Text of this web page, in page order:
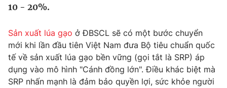
Tin tức
Thế giới đó đây
Câu chuyện quốc tế
Tài chính
Thị trường
Góc doanh nghiệp
Dữ liệu và đời sống
Truyền hình
10 - 20%.
Sản xuất lúa gạo ở ĐBSCL sẽ có một bước chuyển
mới khi lần đầu tiên Việt Nam đưa Bộ tiêu chuẩn quốc
tế về sản xuất lúa gạo bền vững (gọi tắt là SRP) áp
dụng vào mô hình "Cánh đồng lớn". Điều khác biệt mà
SRP nhấn mạnh là đảm bảo quyền lợi, sức khỏe người